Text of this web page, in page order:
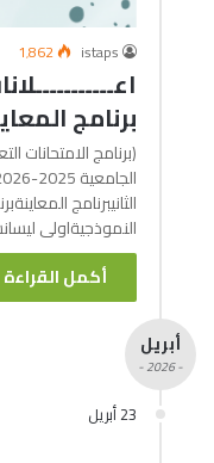
istaps 1٬862
برنامج
(برنامج الامتحانات
الثانيبرنامج
النموذجيةاولى
أكمل
أبريل
- 2026 -
23 أبريل